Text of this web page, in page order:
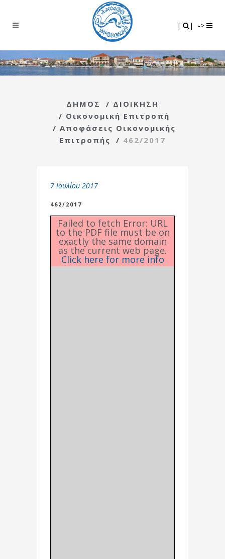
| | ->
ΔΗΜΟΣ / ΔΙΟΙΚΗΣΗ
/ Οικονομική Επιτροπή
/ Αποφάσεις Οικονομικής
Επιτροπής
/ 462/2017
7 Ιουλίου 2017
462/2017
Failed to fetch Error: URL
to the PDF file must be on
exactly the same domain
as the current web page.
Click here for more info